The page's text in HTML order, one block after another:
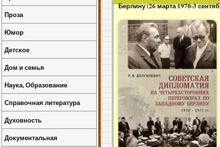
Берлину (26 марта 1970-3
Проза
Юмор
Детское
Дом и семья
Наука, Образование
Справочная литература
Духовность
Документальная